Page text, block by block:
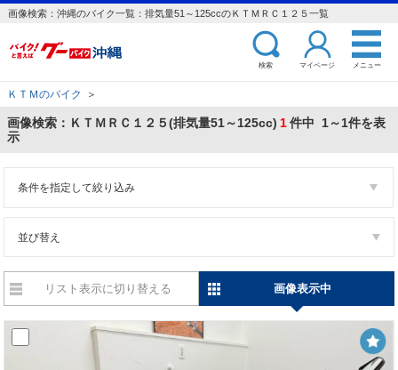
画像検索：沖縄のバイク一覧：排気量51～125ccのＫＴＭＲＣ１２５一覧
検索 マイページ メニュー
ＫＴＭのバイク ＞
画像検索：ＫＴＭＲＣ１２５(排気量51～125cc) 1件中 1～1件を表
示
条件を指定して絞り込み
並び替え
リスト表示に切り替える 画像表示中